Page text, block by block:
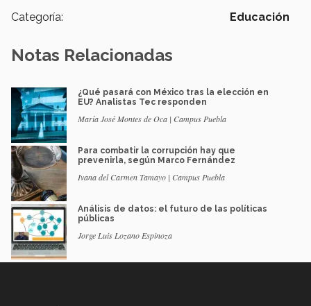
Categoría: Educación
Notas Relacionadas
¿Qué pasará con México tras la elección en
EU? Analistas Tec responden
María José Montes de Oca | Campus Puebla
Para combatir la corrupción hay que
prevenirla, según Marco Fernández
Ivana del Carmen Tamayo | Campus Puebla
Análisis de datos: el futuro de las políticas
públicas
Jorge Luis Lozano Espinoza